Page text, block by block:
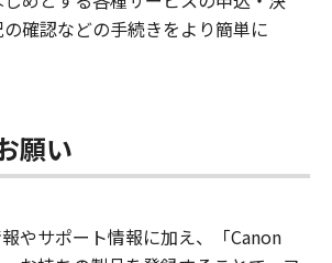
確認などの手続きをより簡単に
願い
やサポート情報に加え、「Canon